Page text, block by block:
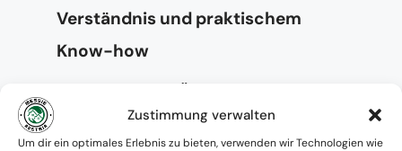
Zustimmung verwalten
Um dir ein optimales Erlebnis zu bieten, verwenden wir Technologien wie
Verständnis und praktischem
Know-how
Absolute Diskretion & keine